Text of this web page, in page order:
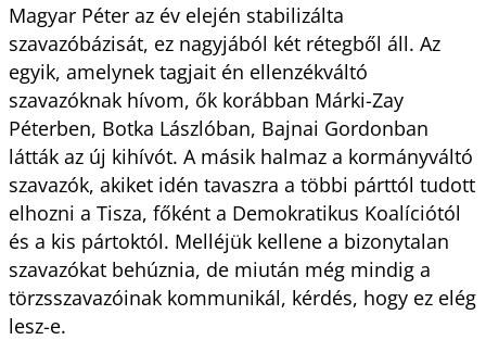
Magyar Péter az év elején stabilizálta
szavazóbázisát, ez nagyjából két rétegből áll. Az
egyik, amelynek tagjait én ellenzékváltó
szavazóknak hívom, ők korábban Márki-Zay
Péterben, Botka Lászlóban, Bajnai Gordonban
látták az új kihívót. A másik halmaz a kormányváltó
szavazók, akiket idén tavaszra a többi párttól tudott
elhozni a Tisza, főként a Demokratikus Koalíciótól
és a kis pártoktól. Melléjük kellene a bizonytalan
szavazókat behúznia, de miután még mindig a
törzsszavazóinak kommunikál, kérdés, hogy ez elég
lesz-e.